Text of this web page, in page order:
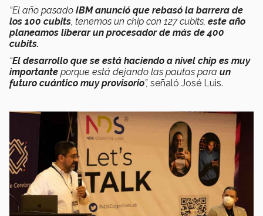
“El año pasado IBM anunció que rebasó la barrera de
los 100 cubits, tenemos un chip con 127 cubits, este año
planeamos liberar un procesador de más de 400
cubits.
“El desarrollo que se está haciendo a nivel chip es muy
importante porque está dejando las pautas para un
futuro cuántico muy provisorio”, señaló José Luis.